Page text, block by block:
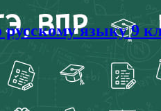
языку 9